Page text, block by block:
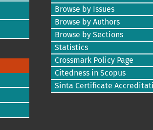
Browse by Issues
Browse by Authors
Browse by Sections
Statistics
Crossmark Policy Page
Citedness in Scopus
Sinta Certificate